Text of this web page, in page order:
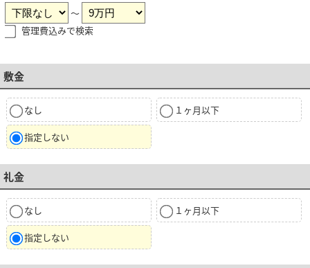
～
管理費込みで検索
敷金
なし １ヶ月以下
指定しない
礼金
なし １ヶ月以下
指定しない